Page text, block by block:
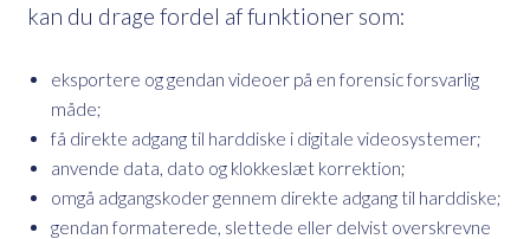
kan du drage fordel af funktioner som:
eksportere og gendan videoer på en forensic forsvarlig
måde;
få direkte adgang til harddiske i digitale videosystemer;
anvende data, dato og klokkeslæt korrektion;
omgå adgangskoder gennem direkte adgang til harddiske;
gendan formaterede, slettede eller delvist overskrevne